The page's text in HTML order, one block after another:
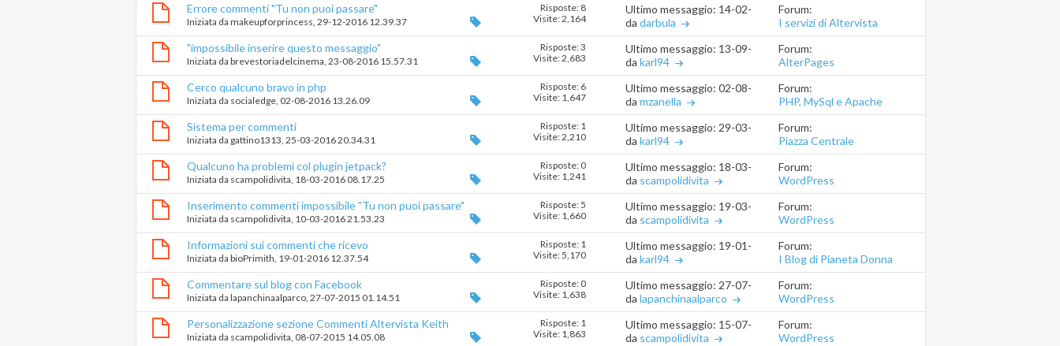
Errore commenti "Tu non puoi passare"
Iniziata da makeupforprincess ‎, 29-12-2016 12.39.37
Risposte: 8
Visite: 2,164
Ultimo messaggio: 14-02-201817.45.13
da darbula
Forum:
I servizi di Altervista
"impossibile inserire questo messaggio"
Iniziata da brevestoriadelcinema ‎, 23-08-2016 15.57.31
Risposte: 3
Visite: 2,683
Ultimo messaggio: 13-09-201616.06.05
da karl94
Forum:
AlterPages
Cerco qualcuno bravo in php
Iniziata da socialedge ‎, 02-08-2016 13.26.09
Risposte: 6
Visite: 1,647
Ultimo messaggio: 02-08-201617.38.37
da mzanella
Forum:
PHP, MySql e Apache
(.htaccess)
Sistema per commenti
Iniziata da gattino1313 ‎, 25-03-2016 20.34.31
Risposte: 1
Visite: 2,210
Ultimo messaggio: 29-03-201600.56.31
da karl94
Forum:
Piazza Centrale
Qualcuno ha problemi col plugin jetpack?
Iniziata da scampolidivita ‎, 18-03-2016 08.17.25
Risposte: 0
Visite: 1,241
Ultimo messaggio: 18-03-201608.17.25
da scampolidivita
Forum:
WordPress
Inserimento commenti impossibile "Tu non puoi passare"
Iniziata da scampolidivita ‎, 10-03-2016 21.53.23
Risposte: 5
Visite: 1,660
Ultimo messaggio: 19-03-201613.52.33
da scampolidivita
Forum:
WordPress
Informazioni sui commenti che ricevo
Iniziata da bioPrimith ‎, 19-01-2016 12.37.54
Risposte: 1
Visite: 5,170
Ultimo messaggio: 19-01-201619.19.59
da karl94
Forum:
I Blog di Pianeta Donna
Commentare sul blog con Facebook
Iniziata da lapanchinaalparco ‎, 27-07-2015 01.14.51
Risposte: 0
Visite: 1,638
Ultimo messaggio: 27-07-201501.14.51
da lapanchinaalparco
Forum:
WordPress
Personalizzazione sezione Commenti Altervista Keith
Iniziata da scampolidivita ‎, 08-07-2015 14.05.08
Risposte: 1
Visite: 1,863
Ultimo messaggio: 15-07-201510.58.19
da scampolidivita
Forum:
WordPress